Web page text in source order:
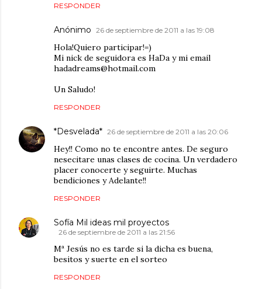
RESPONDER
Anónimo 26 de septiembre de 2011 a las 19:08
Hola!Quiero participar!=)
Mi nick de seguidora es HaDa y mi email
hadadreams@hotmail.com
Un Saludo!
RESPONDER
*Desvelada* 26 de septiembre de 2011 a las 20:06
Hey!! Como no te encontre antes. De seguro
nesecitare unas clases de cocina. Un verdadero
placer conocerte y seguirte. Muchas
bendiciones y Adelante!!
RESPONDER
Sofía Mil ideas mil proyectos
26 de septiembre de 2011 a las 21:56
Mª Jesús no es tarde si la dicha es buena,
besitos y suerte en el sorteo
RESPONDER